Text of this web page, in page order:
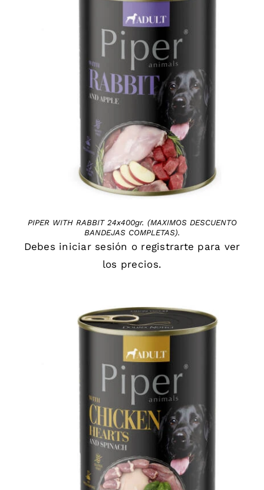
DETAILS
PIPER WITH RABBIT 24x400gr. (MAXIMOS DESCUENTO
BANDEJAS COMPLETAS).
Debes iniciar sesión o registrarte para ver
los precios.
DETAILS